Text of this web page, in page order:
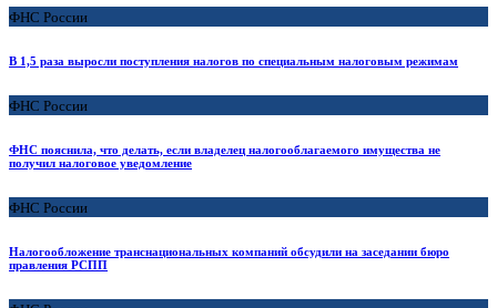
ФНС России
В 1,5 раза выросли поступления налогов по специальным налоговым режимам
ФНС России
ФНС пояснила, что делать, если владелец налогооблагаемого имущества не
получил налоговое уведомление
ФНС России
Налогообложение транснациональных компаний обсудили на заседании бюро
правления РСПП